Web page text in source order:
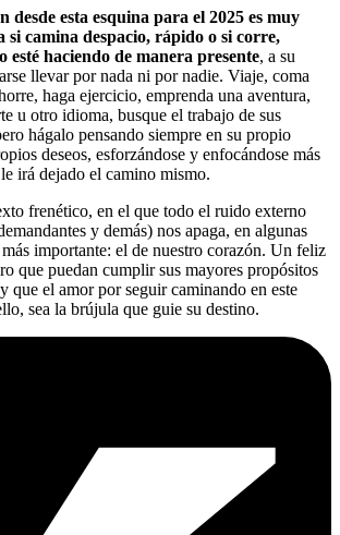
desde esta esquina para el 2025 es muy
si camina despacio, rápido o si corre,
esté haciendo de manera presente, a su
llevar por nada ni por nadie. Viaje, coma
haga ejercicio, emprenda una aventura,
u otro idioma, busque el trabajo de sus
hágalo pensando siempre en su propio
deseos, esforzándose y enfocándose más
irá dejado el camino mismo.
frenético, en el que todo el ruido externo
y demás) nos apaga, en algunas
importante: el de nuestro corazón. Un feliz
que puedan cumplir sus mayores propósitos
que el amor por seguir caminando en este
sea la brújula que guie su destino.